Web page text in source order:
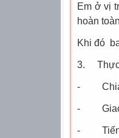
Em ở vị
hoàn
Khi đó
3.
-
-
-